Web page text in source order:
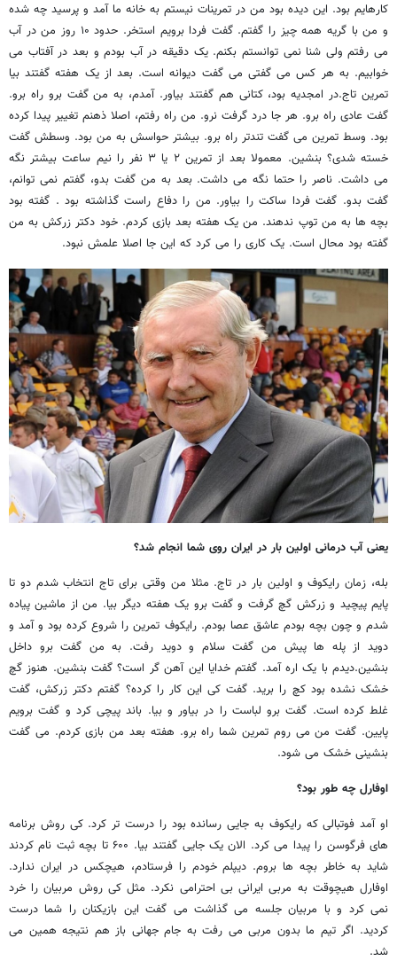
کارهایم بود. این دیده بود من در تمرینات نیستم به خانه ما آمد و پرسید چه شده
و من با گریه همه چیز را گفتم. گفت فردا برویم استخر. حدود ۱۰ روز من در آب
می رفتم ولی شنا نمی توانستم بکنم. یک دقیقه در آب بودم و بعد در آفتاب می
خوابیم. به هر کس می گفتی می گفت دیوانه است. بعد از یک هفته گفتند بیا
تمرین تاج.در امجدیه بود، کتانی هم گفتند بیاور. آمدم، به من گفت برو راه برو.
گفت عادی راه برو. هر جا درد گرفت نرو. من راه رفتم، اصلا ذهنم تغییر پیدا کرده
بود. وسط تمرین می گفت تندتر راه برو. بیشتر حواسش به من بود. وسطش گفت
خسته شدی؟ بنشین. معمولا بعد از تمرین ۲ یا ۳ نفر را نیم ساعت بیشتر نگه
می داشت. ناصر را حتما نگه می داشت. بعد به من گفت بدو، گفتم نمی توانم،
گفت بدو. گفت فردا ساکت را بیاور. من را دفاع راست گذاشته بود . گفته بود
بچه ها به من توپ ندهند. من یک هفته بعد بازی کردم. خود دکتر زرکش به من
گفته بود محال است. یک کاری را می کرد که این جا اصلا علمش نبود.
یعنی آب درمانی اولین بار در ایران روی شما انجام شد؟
بله، زمان رایکوف و اولین بار در تاج. مثلا من وقتی برای تاج انتخاب شدم دو تا
پایم پیچید و زرکش گچ گرفت و گفت برو یک هفته دیگر بیا. من از ماشین پیاده
شدم و چون بچه بودم عاشق عصا بودم. رایکوف تمرین را شروع کرده بود و آمد و
دوید از پله ها پیش من گفت سلام و دوید رفت. به من گفت برو داخل
بنشین.دیدم با یک اره آمد. گفتم خدایا این آهن گر است؟ گفت بنشین. هنوز گچ
خشک نشده بود کچ را برید. گفت کی این کار را کرده؟ گفتم دکتر زرکش، گفت
غلط کرده است. گفت برو لباست را در بیاور و بیا. باند پیچی کرد و گفت برویم
پایین. گفت من می روم تمرین شما راه برو. هفته بعد من بازی کردم. می گفت
بنشینی خشک می شود.
اوفارل چه طور بود؟
او آمد فوتبالی که رایکوف به جایی رسانده بود را درست تر کرد. کی روش برنامه
های فرگوسن را پیدا می کرد. الان یک جایی گفتند بیا. ۶۰۰ تا بچه ثبت نام کردند
شاید به خاطر بچه ها بروم. دیپلم خودم را فرستادم، هیچکس در ایران ندارد.
اوفارل هیچوقت به مربی ایرانی بی احترامی نکرد. مثل کی روش مربیان را خرد
نمی کرد و با مربیان جلسه می گذاشت می گفت این بازیکنان را شما درست
کردید. اگر تیم ما بدون مربی می رفت به جام جهانی باز هم نتیجه همین می
شد.